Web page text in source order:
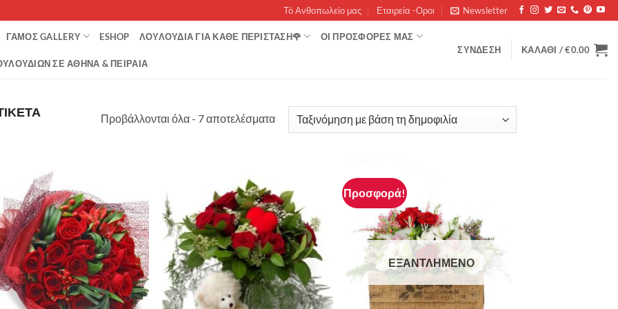
Τό Ανθοπωλείο μας Εταιρεία -Οροι Newsletter
ΓΆΜΟΣ GALLERY ESHOP ΛΟΥΛΟΥΔΙΑ ΓΙΑ ΚΑΘΕ ΠΕΡΙΣΤΑΣΗ🌹 ΟΊ ΠΡΟΣΦΟΡΈΣ ΜΑΣ
ΣΕ ΑΘΉΝΑ & ΠΕΙΡΑΙΆ
ΣΎΝΔΕΣΗ ΚΑΛΆΘΙ /€0.00
Προβάλλονται όλα - 7 αποτελέσματαSorted
Προσφορά!
ΕΞΑΝΤΛΗΜΈΝΟ